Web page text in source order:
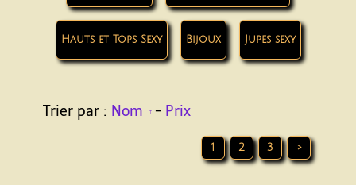
Hauts et Tops Sexy Bijoux Jupes sexy
Trier par : Nom - Prix
1 2 3 >